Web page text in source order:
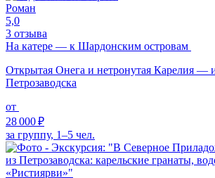
Роман
5,0
3 отзыва
На катере — к Шардонским островам
Открытая Онега и нетронутая Карелия —
Петрозаводска
от
28 000 ₽
за группу, 1–5 чел.